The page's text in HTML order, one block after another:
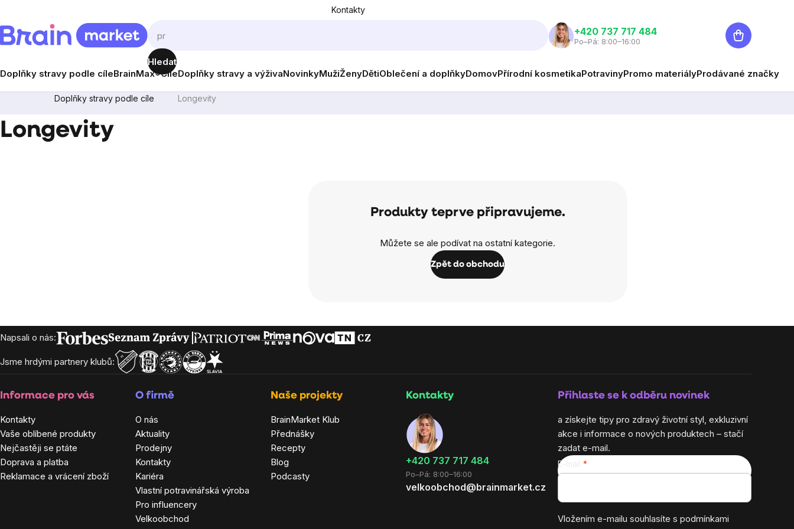
obsah
Kontakty
Hledat
+420 737 717 484
Po–Pá: 8:00–16:00
Nákupní
košík
Doplňky stravy podle cíleBrainMax®CíleDoplňky stravy a výživaNovinkyMužiŽenyDětiOblečení a doplňkyDomovPřírodní kosmetikaPotravinyPromo materiályProdávané značky
Doplňky stravy podle cíle Longevity
Longevity
Produkty teprve připravujeme.
Můžete se ale podívat na ostatní kategorie.
Zpět do obchodu
Zápatí
Napsali o nás:
Jsme hrdými partnery klubů:
Informace pro vás
Kontakty
Vaše oblíbené produkty
Nejčastěji se ptáte
Doprava a platba
Reklamace a vrácení zboží
O firmě
O nás
Aktuality
Prodejny
Kontakty
Kariéra
Vlastní potravinářská výroba
Pro influencery
Velkoobchod
Naše projekty
BrainMarket Klub
Přednášky
Recepty
Blog
Podcasty
Kontakty
+420 737 717 484
Po–Pá: 8:00–16:00
velkoobchod@brainmarket.cz
Přihlaste se k odběru novinek
a získejte tipy pro zdravý životní styl, exkluzivní
akce i informace o nových produktech – stačí
zadat e-mail.
E-mail
Vložením e-mailu souhlasíte s podmínkami